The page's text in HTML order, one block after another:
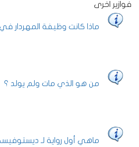
فوازير اخرى
ماذا كانت وظيفة المهردار في
من هو الذي مات ولم يولد ؟
ماهي أول رواية لـ